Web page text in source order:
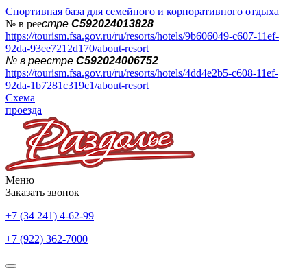
Спортивная база для семейного и корпоративного отдыха
№ в реестре С592024013828
https://tourism.fsa.gov.ru/ru/resorts/hotels/9b606049-c607-11ef-
92da-93ee7212d170/about-resort
№ в реестре С592024006752
https://tourism.fsa.gov.ru/ru/resorts/hotels/4dd4e2b5-c608-11ef-
92da-1b7281c319c1/about-resort
Схема
проезда
Меню
Заказать звонок
+7 (34 241) 4-62-99
+7 (922) 362-7000